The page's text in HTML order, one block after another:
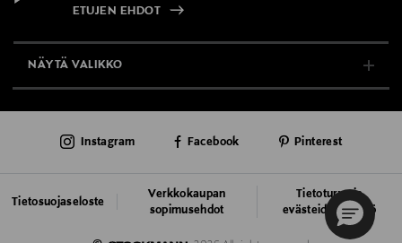
ETUJEN EHDOT
NÄYTÄ VALIKKO
AJANKOHTAISTA
Tietosuojaseloste
Verkkokaupan
sopimusehdot
Tietoturva ja
evästeiden käyttö
Instagram Facebook Pinterest